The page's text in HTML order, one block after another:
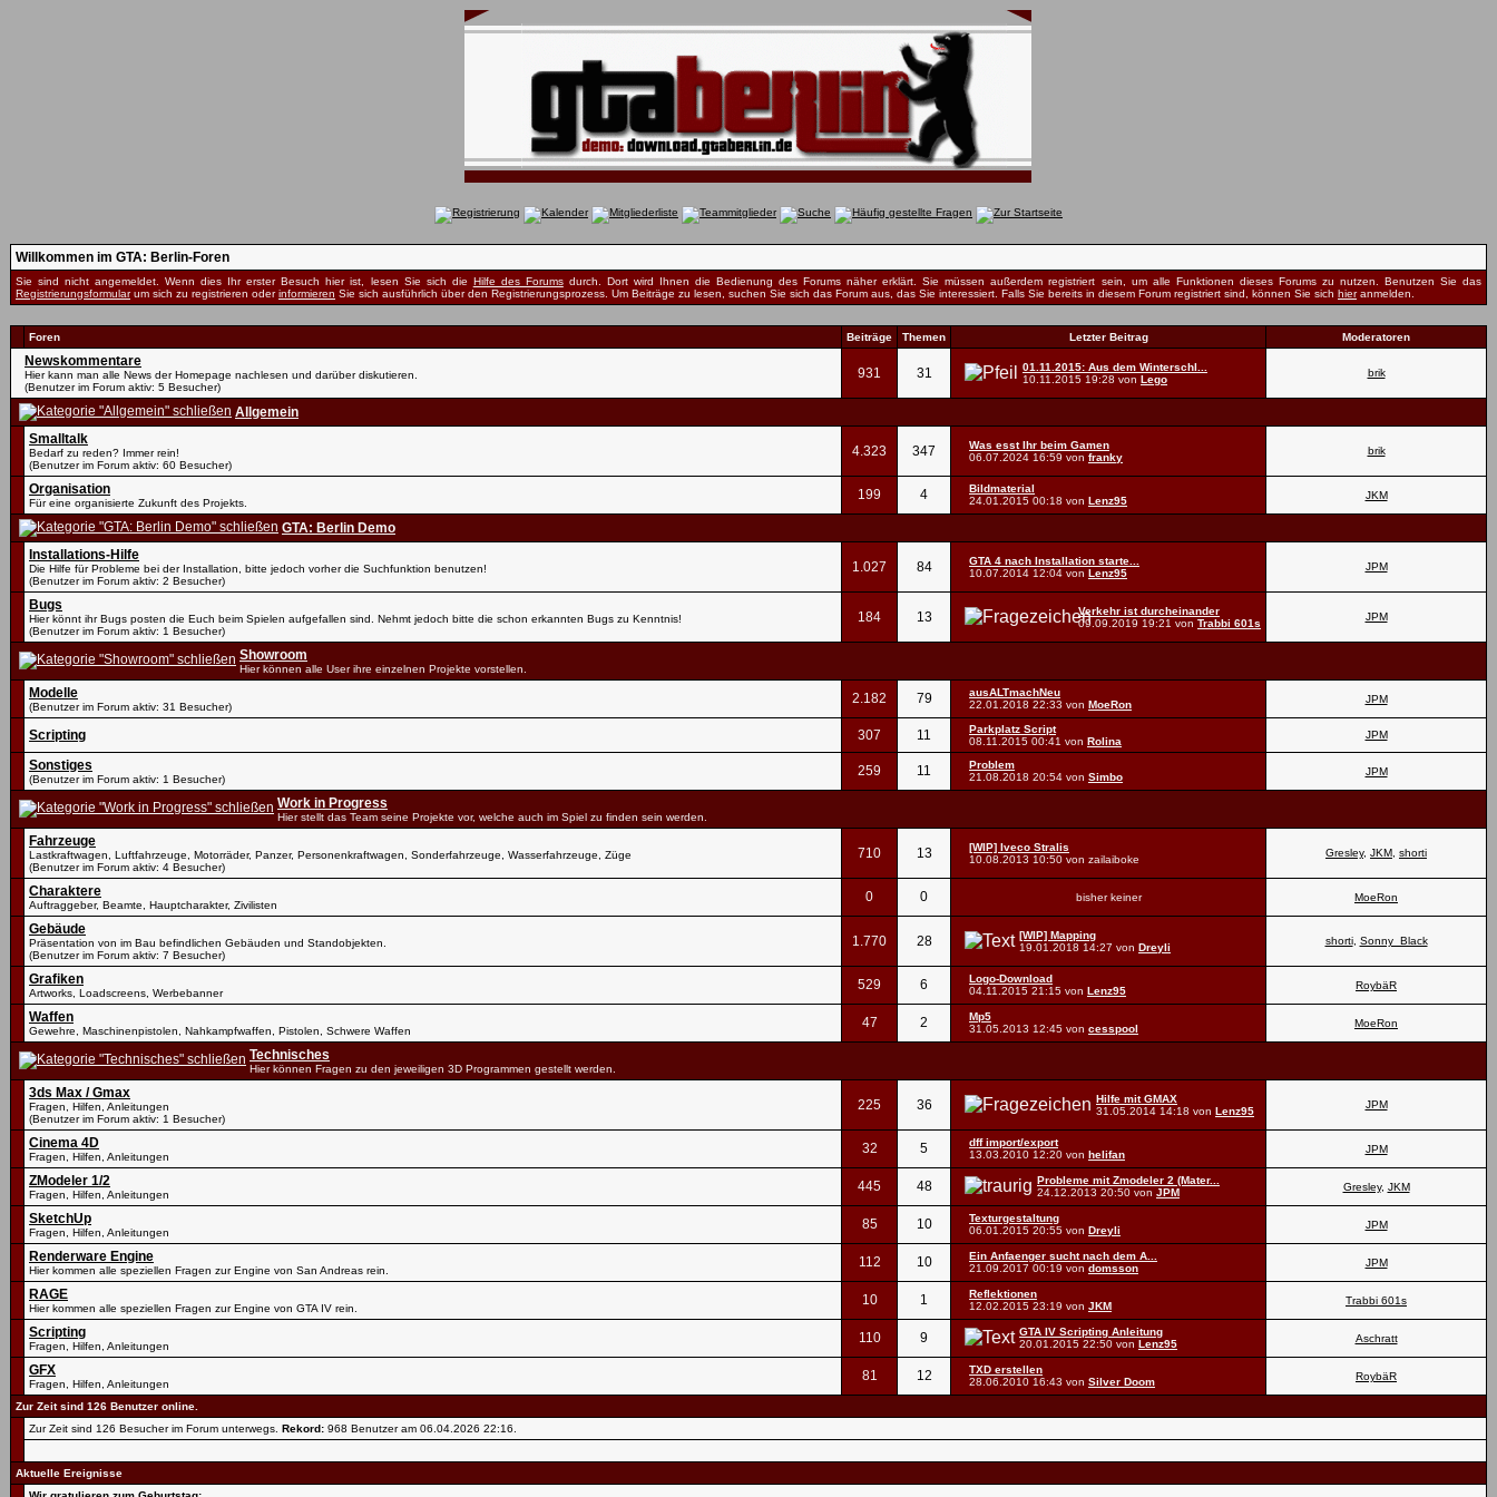
Willkommen im GTA: Berlin-Foren
Sie sind nicht angemeldet. Wenn dies Ihr erster Besuch hier ist, lesen Sie sich die Hilfe des Forumsdurch. Dort wird Ihnen die Bedienung des Forums näher erklärt. Sie müssen außerdem registriert sein, um alle Funktionen dieses Forums zu nutzen. Benutzen Sie das
Registrierungsformularum sich zu registrieren oderinformieren Sie sich ausführlich über den Registrierungsprozess. Um Beiträge zu lesen, suchen Sie sich das Forum aus, das Sie interessiert. Falls Sie bereits in diesem Forum registriert sind, können Sie sich hieranmelden.
Foren Beiträge Themen Letzter Beitrag Moderatoren
Newskommentare
Hier kann man alle News der Homepage nachlesen und darüber diskutieren.
(Benutzer im Forum aktiv: 5 Besucher)
931 31
01.11.2015: Aus dem Winterschl...
10.11.2015 19:28 von Lego
brik
Allgemein
Smalltalk
Bedarf zu reden? Immer rein!
(Benutzer im Forum aktiv: 60 Besucher)
4.323 347
Was esst Ihr beim Gamen
06.07.2024 16:59 von franky
brik
Organisation
Für eine organisierte Zukunft des Projekts.
199 4
Bildmaterial
24.01.2015 00:18 von Lenz95 JKM
GTA: Berlin Demo
Installations-Hilfe
Die Hilfe für Probleme bei der Installation, bitte jedoch vorher die Suchfunktion benutzen!
(Benutzer im Forum aktiv: 2 Besucher)
1.027 84
GTA 4 nach Installation starte...
10.07.2014 12:04 von Lenz95
JPM
Bugs
Hier könnt ihr Bugs posten die Euch beim Spielen aufgefallen sind. Nehmt jedoch bitte die schon erkannten Bugs zu Kenntnis!
(Benutzer im Forum aktiv: 1 Besucher)
184 13
Verkehr ist durcheinander
09.09.2019 19:21 von Trabbi 601s
JPM
Showroom
Hier können alle User ihre einzelnen Projekte vorstellen.
Modelle
(Benutzer im Forum aktiv: 31 Besucher)
2.182 79
ausALTmachNeu
22.01.2018 22:33 von MoeRon JPM
Scripting 307 11
Parkplatz Script
08.11.2015 00:41 von Rolina
JPM
Sonstiges
(Benutzer im Forum aktiv: 1 Besucher)
259 11
Problem
21.08.2018 20:54 von Simbo JPM
Work in Progress
Hier stellt das Team seine Projekte vor, welche auch im Spiel zu finden sein werden.
Fahrzeuge
Lastkraftwagen, Luftfahrzeuge, Motorräder, Panzer, Personenkraftwagen, Sonderfahrzeuge, Wasserfahrzeuge, Züge
(Benutzer im Forum aktiv: 4 Besucher)
710 13
[WIP] Iveco Stralis
10.08.2013 10:50 von zailaiboke
Gresley, JKM shorti
Charaktere
Auftraggeber, Beamte, Hauptcharakter, Zivilisten
0 0 bisher keiner MoeRon
Gebäude
Präsentation von im Bau befindlichen Gebäuden und Standobjekten.
(Benutzer im Forum aktiv: 7 Besucher)
1.770 28
[WIP] Mapping
19.01.2018 14:27 von Dreyli
shorti, Sonny_Black
Grafiken
Artworks, Loadscreens, Werbebanner
529 6
Logo-Download
04.11.2015 21:15 von Lenz95 RoybäR
Waffen
Gewehre, Maschinenpistolen, Nahkampfwaffen, Pistolen, Schwere Waffen
47 2
Mp5
31.05.2013 12:45 von cesspool MoeRon
Technisches
Hier können Fragen zu den jeweiligen 3D Programmen gestellt werden.
3ds Max / Gmax
Fragen, Hilfen, Anleitungen
(Benutzer im Forum aktiv: 1 Besucher)
225 36
Hilfe mit GMAX
31.05.2014 14:18 von Lenz95
JPM
Cinema 4D
Fragen, Hilfen, Anleitungen
32 5
dff import/export
13.03.2010 12:20 von helifan JPM
ZModeler 1/2
Fragen, Hilfen, Anleitungen
445 48
Probleme mit Zmodeler 2 (Mater...
24.12.2013 20:50 von JPM Gresley, JKM
SketchUp
Fragen, Hilfen, Anleitungen
85 10
Texturgestaltung
06.01.2015 20:55 von Dreyli JPM
Renderware Engine
Hier kommen alle speziellen Fragen zur Engine von San Andreas rein.
112 10
Ein Anfaenger sucht nach dem A...
21.09.2017 00:19 von domsson JPM
RAGE
Hier kommen alle speziellen Fragen zur Engine von GTA IV rein.
10 1
Reflektionen
12.02.2015 23:19 von JKM Trabbi 601s
Scripting
Fragen, Hilfen, Anleitungen
110 9
GTA IV Scripting Anleitung
20.01.2015 22:50 von Lenz95 Aschratt
GFX
Fragen, Hilfen, Anleitungen
81 12
TXD erstellen
28.06.2010 16:43 von Silver Doom RoybäR
Zur Zeit sind 126 Benutzer online.
Zur Zeit sind 126 Besucher im Forum unterwegs. Rekord: 968 Benutzer am 06.04.2026 22:16
Aktuelle Ereignisse